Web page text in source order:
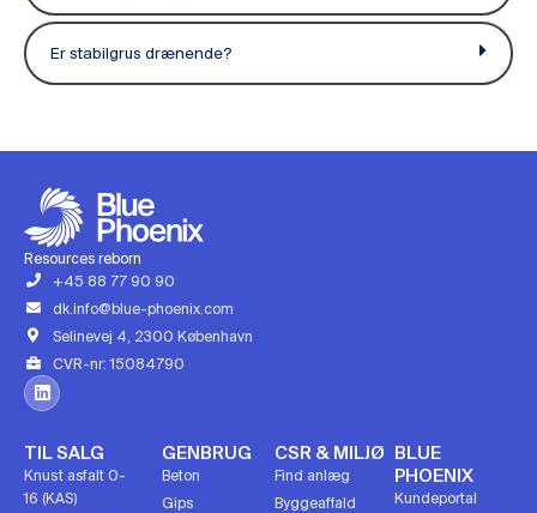
Er stabilgrus drænende?
Resources reborn
+45 88 77 90 90
dk.info@blue-phoenix.com
Selinevej 4, 2300 København
CVR-nr: 15084790
TIL SALG
Knust asfalt 0-
16 (KAS)
GENBRUG
Beton
Gips
CSR & MILJØ
Find anlæg
Byggeaffald
BLUE
PHOENIX
Kundeportal